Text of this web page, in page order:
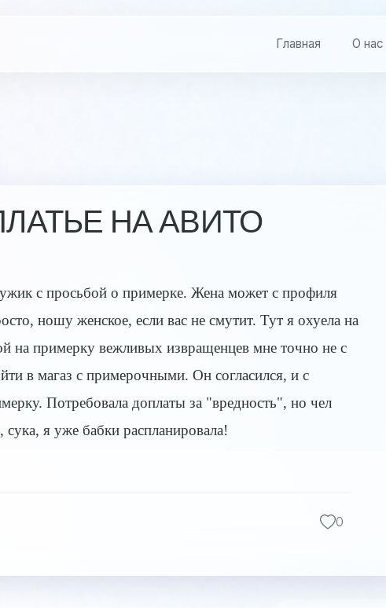
Главная О нас
НА АВИТО
с просьбой о примерке. Жена может с профиля
ношу женское, если вас не смутит. Тут я охуела на
на примерку вежливых извращенцев мне точно не с
в магаз с примерочными. Он согласился, и с
Потребовала доплаты за "вредность", но чел
я уже бабки распланировала!
0